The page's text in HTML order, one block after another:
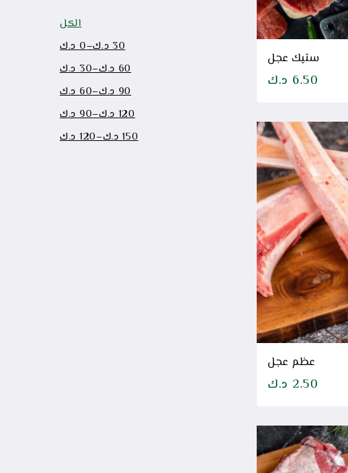
ستيك عجل
6.50 د.ك
عظم عجل
2.50 د.ك
الكل
0 د.ك – 30 د.ك
30 د.ك – 60 د.ك
60 د.ك – 90 د.ك
90 د.ك – 120 د.ك
120 د.ك – 150 د.ك